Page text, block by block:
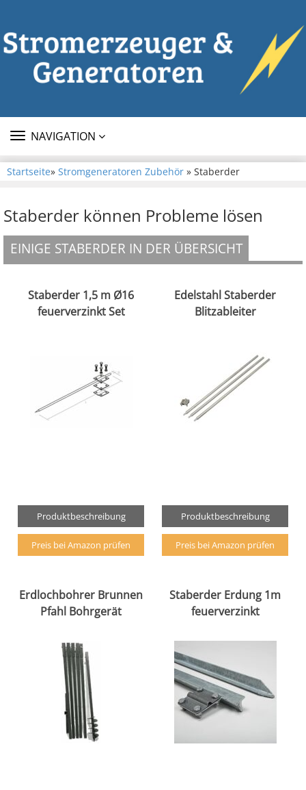
TOGGLE
NAVIGATION
Startseite» Stromgeneratoren Zubehör » Staberder
Staberder können Probleme lösen
EINIGE STABERDER IN DER ÜBERSICHT
Staberder 1,5 m Ø16
feuerverzinkt Set
Produktbeschreibung
Preis bei Amazon prüfen
Edelstahl Staberder
Blitzableiter
Produktbeschreibung
Preis bei Amazon prüfen
Erdlochbohrer Brunnen
Pfahl Bohrgerät
Staberder Erdung 1m
feuerverzinkt